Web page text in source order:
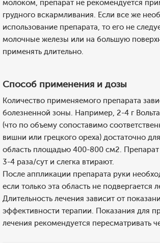
молоком, препарат не рекомендуется
грудного вскармливания. Если все же
использование препарата, то его не
молочные железы или на большую
применять длительно.
Способ применения и дозы
Количество применяемого препарата
болезненной зоны. Например, 2-4 г
(что по объему сопоставимо
вишни или грецкого ореха) достаточно
область площадью 400-800 см2.
3-4 раза/сут и слегка втирают.
После аппликации препарата руки
если только эта область не подвергается
Длительность лечения зависит от
эффективности терапии. Показания для
лечения рекомендуется пересматривать